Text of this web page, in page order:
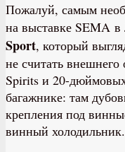
Пожалуй, самым
на выставке SEMA в
Sport, который
не считать
Spirits и 20-
багажнике: там
крепления под
винный холодильник.